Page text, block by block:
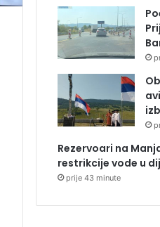
Rezervoari na
restrikcije vode u
prije 43 minute